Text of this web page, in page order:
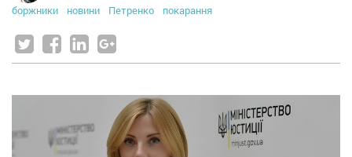
боржники
новини Петренко покарання